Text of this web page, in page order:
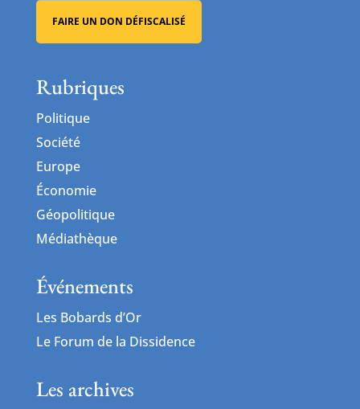
FAIRE UN DON DÉFISCALISÉ
Rubriques
Politique
Société
Europe
Économie
Géopolitique
Médiathèque
Événements
Les Bobards d’Or
Le Forum de la Dissidence
Les archives